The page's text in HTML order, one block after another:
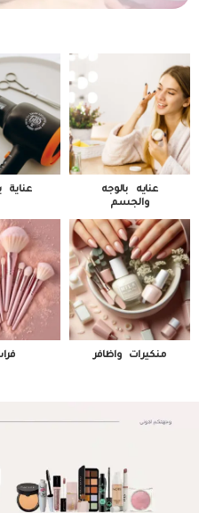
عنايه بالوجه
والجسم
عناية
منكيرات واظافر